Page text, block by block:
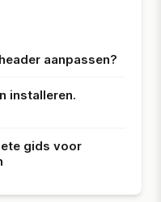
aanpassen?
installeren.
gids voor